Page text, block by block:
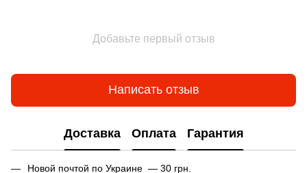
Добавьте первый отзыв
Написать отзыв
Доставка Оплата Гарантия
Новой почтой по Украине — 30 грн.